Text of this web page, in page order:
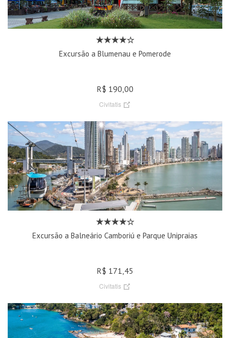
Excursão a Blumenau e Pomerode
R$ 190,00
Civitatis
Excursão a Balneário Camboriú e Parque Unipraias
R$ 171,45
Civitatis